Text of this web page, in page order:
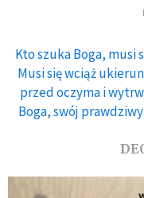
Kto szuka Boga, musi
Musi się wciąż
przed oczyma i
Boga, swój